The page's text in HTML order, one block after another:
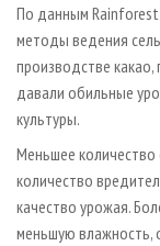
По данным Rainforest
методы ведения
производстве
давали обильные
культуры.
Меньшее
количество
качество урожая.
меньшую влажность,